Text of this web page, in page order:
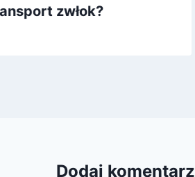
zwłok?
Dodaj komentarz